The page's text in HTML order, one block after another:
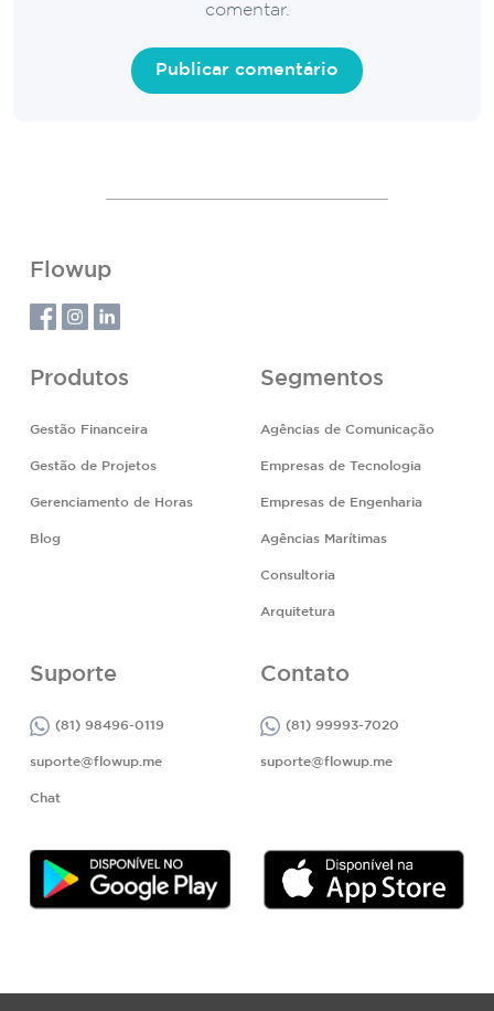
comentar.
Flowup
Produtos
Gestão Financeira
Gestão de Projetos
Gerenciamento de Horas
Blog
Segmentos
Agências de Comunicação
Empresas de Tecnologia
Empresas de Engenharia
Agências Marítimas
Consultoria
Arquitetura
Suporte
(81) 98496-0119
suporte@flowup.me
Chat
Contato
(81) 99993-7020
suporte@flowup.me